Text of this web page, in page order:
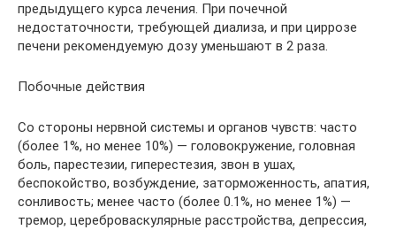
предыдущего курса лечения. При почечной
недостаточности, требующей диализа, и при циррозе
печени рекомендуемую дозу уменьшают в 2 раза.
Побочные действия
Со стороны нервной системы и органов чувств: часто
(более 1%, но менее 10%) — головокружение, головная
боль, парестезии, гиперестезия, звон в ушах,
беспокойство, возбуждение, заторможенность, апатия,
сонливость; менее часто (более 0.1%, но менее 1%) —
тремор, цереброваскулярные расстройства, депрессия,